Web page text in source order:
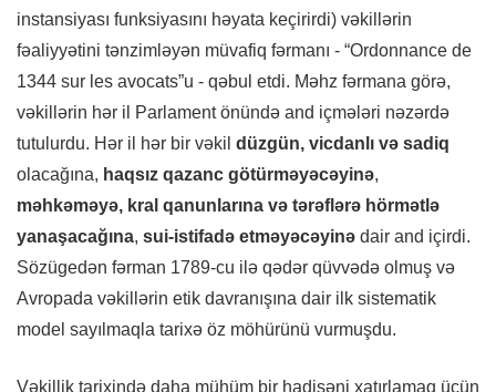
instansiyası funksiyasını həyata keçirirdi) vəkillərin
fəaliyyətini tənzimləyən müvafiq fərmanı - “Ordonnance de
1344 sur les avocats”u - qəbul etdi. Məhz fərmana görə,
vəkillərin hər il Parlament önündə and içmələri nəzərdə
tutulurdu. Hər il hər bir vəkil düzgün, vicdanlı və sadiq
olacağına, haqsız qazanc götürməyəcəyinə,
məhkəməyə, kral qanunlarına və tərəflərə hörmətlə
yanaşacağına, sui-istifadə etməyəcəyinə dair and içirdi.
Sözügedən fərman 1789-cu ilə qədər qüvvədə olmuş və
Avropada vəkillərin etik davranışına dair ilk sistematik
model sayılmaqla tarixə öz möhürünü vurmuşdu.
Vəkillik tarixində daha mühüm bir hadisəni xatırlamaq üçün